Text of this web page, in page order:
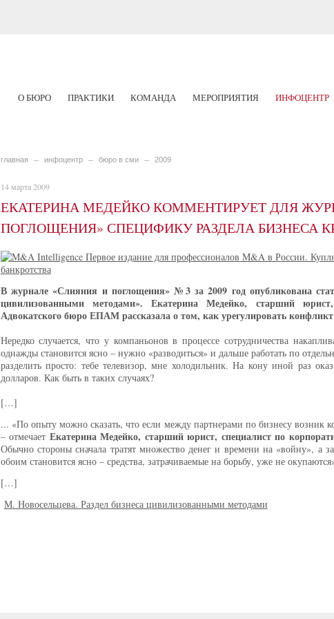
О БЮРО ПРАКТИКИ КОМАНДА МЕРОПРИЯТИЯ ИНФОЦЕНТР
главная инфоцентр бюро в сми 2009
14 марта 2009
ЕКАТЕРИНА МЕДЕЙКО КОММЕНТИРУЕТ ДЛЯ
ПОГЛОЩЕНИЯ» СПЕЦИФИКУ РАЗДЕЛА БИЗНЕСА
В журнале «Слияния и поглощения» №3 за 2009 год опубликована
цивилизованными методами». Екатерина Медейко, старший
Адвокатского бюро ЕПАМ рассказала о том, как урегулировать
Нередко случается, что у компаньонов в процессе сотрудничества
однажды становится ясно – нужно «разводиться» и дальше работать по
разделить просто: тебе телевизор, мне холодильник. На кону иной раз
долларов. Как быть в таких случаях?
[…]
... «По опыту можно сказать, что если между партнерами по бизнесу возник
– отмечает Екатерина Медейко, старший юрист, специалист по
Обычно стороны сначала тратят множество денег и времени на «войну», а за
обоим становится ясно – средства, затрачиваемые на борьбу, уже не
[…]
М. Новосельцева. Раздел бизнеса цивилизованными методами